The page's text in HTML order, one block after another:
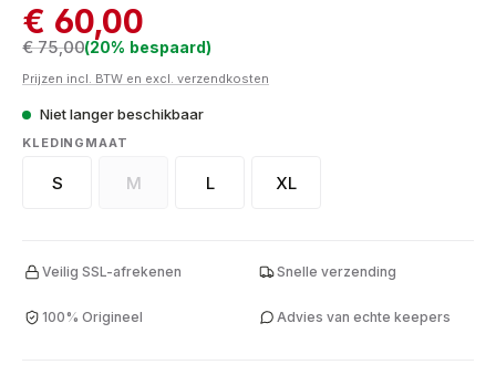
€ 60,00
Regular price:
€ 75,00(20% bespaard)
Prijzen incl. BTW en excl. verzendkosten
Niet langer beschikbaar
SELECT
KLEDINGMAAT
S M(Deze optie is momenteel niet beschikbaar.)
L XL
Veilig SSL-afrekenen Snelle verzending
100% Origineel Advies van echte keepers